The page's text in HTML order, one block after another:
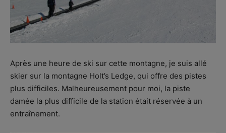
Après une heure de ski sur cette montagne, je suis allé
skier sur la montagne Holt’s Ledge, qui offre des pistes
plus difficiles. Malheureusement pour moi, la piste
damée la plus difficile de la station était réservée à un
entraînement.